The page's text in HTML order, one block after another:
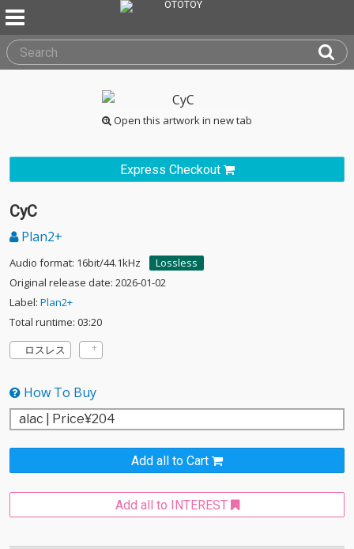
Open this artwork in new tab
Express Checkout
CyC
Plan2+
Audio format: 16bit/44.1kHz
Lossless
Original release date: 2026-01-02
Label: Plan2+
Total runtime: 03:20
ロスレス
How To Buy
Add all to Cart
Add all to INTEREST